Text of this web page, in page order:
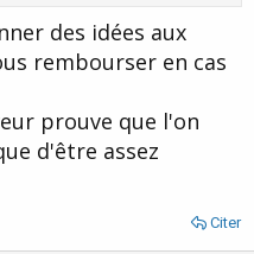
des idées aux
rembourser en cas
prouve que l'on
d'être assez
Citer